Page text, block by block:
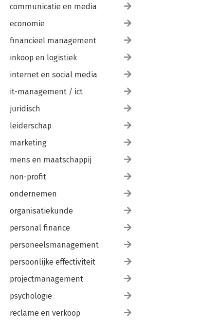
communicatie en media
economie
financieel management
inkoop en logistiek
internet en social media
it-management / ict
juridisch
leiderschap
marketing
mens en maatschappij
non-profit
ondernemen
organisatiekunde
personal finance
personeelsmanagement
persoonlijke effectiviteit
projectmanagement
psychologie
reclame en verkoop